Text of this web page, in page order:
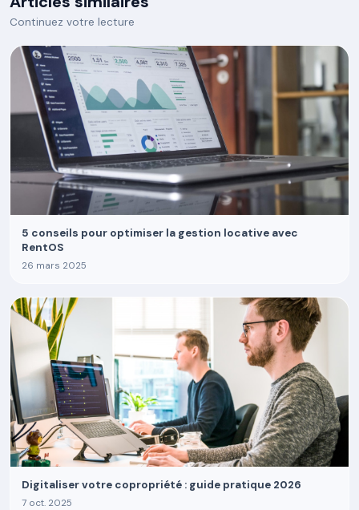
Continuez votre lecture
5 conseils pour optimiser la gestion locative avec
RentOS
26 mars 2025
Digitaliser votre copropriété : guide pratique 2026
7 oct. 2025